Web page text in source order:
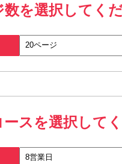
数を選択してく
ースを選択して